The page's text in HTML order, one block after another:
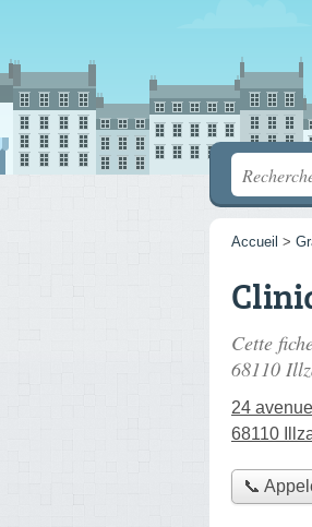
Accueil >
Cette
68110
24
68110
📞